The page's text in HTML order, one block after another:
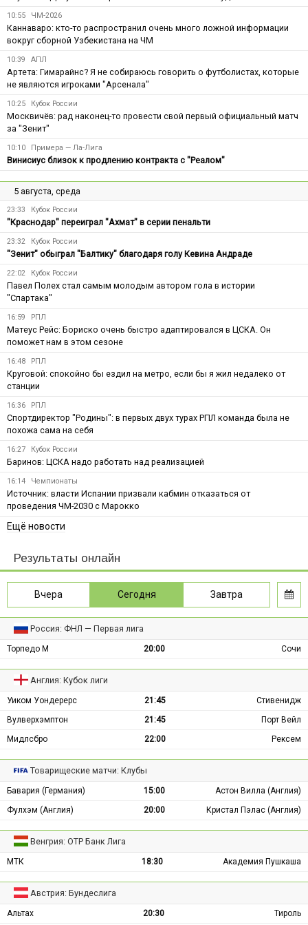
10:55 ЧМ-2026
Каннаваро: кто-то распространил очень много ложной информации
вокруг сборной Узбекистана на ЧМ
10:39 АПЛ
Артета: Гимарайнс? Я не собираюсь говорить о футболистах, которые
не являются игроками "Арсенала"
10:25 Кубок России
Москвичёв: рад наконец-то провести свой первый официальный матч
за "Зенит"
10:10 Примера — Ла-Лига
Винисиус близок к продлению контракта с "Реалом"
5 августа, среда
23:33 Кубок России
"Краснодар" переиграл "Ахмат" в серии пенальти
23:32 Кубок России
"Зенит" обыграл "Балтику" благодаря голу Кевина Андраде
22:02 Кубок России
Павел Полех стал самым молодым автором гола в истории
"Спартака"
16:59 РПЛ
Матеус Рейс: Бориско очень быстро адаптировался в ЦСКА. Он
поможет нам в этом сезоне
16:48 РПЛ
Круговой: спокойно бы ездил на метро, если бы я жил недалеко от
станции
16:36 РПЛ
Спортдиректор "Родины": в первых двух турах РПЛ команда была не
похожа сама на себя
16:27 Кубок России
Баринов: ЦСКА надо работать над реализацией
16:14 Чемпионаты
Источник: власти Испании призвали кабмин отказаться от
проведения ЧМ-2030 с Марокко
Ещё новости
Результаты онлайн
Вчера Сегодня Завтра
Россия: ФНЛ — Первая лига
Торпедо М 20:00 Сочи
Англия: Кубок лиги
Уиком Уондерерс 21:45
Стивенидж
Вулверхэмптон
21:45
Порт Вейл
Мидлсбро
22:00 Рексем
Товарищеские матчи: Клубы
Бавария (Германия) 15:00
Астон Вилла (Англия)
Фулхэм (Англия)
20:00 Кристал Пэлас (Англия)
Венгрия: ОТР Банк Лига
МТК 18:30 Академия Пушкаша
Австрия: Бундеслига
Альтах 20:30 Тироль